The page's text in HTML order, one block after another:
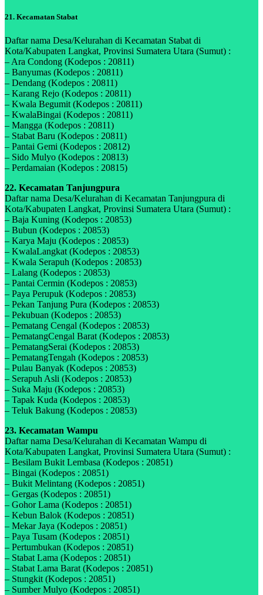
21. Kecamatan Stabat
Daftar nama Desa/Kelurahan di Kecamatan Stabat di
Kota/Kabupaten Langkat, Provinsi Sumatera Utara (Sumut) :
– Ara Condong (Kodepos : 20811)
– Banyumas (Kodepos : 20811)
– Dendang (Kodepos : 20811)
– Karang Rejo (Kodepos : 20811)
– Kwala Begumit (Kodepos : 20811)
– KwalaBingai (Kodepos : 20811)
– Mangga (Kodepos : 20811)
– Stabat Baru (Kodepos : 20811)
– Pantai Gemi (Kodepos : 20812)
– Sido Mulyo (Kodepos : 20813)
– Perdamaian (Kodepos : 20815)
22. Kecamatan Tanjungpura
Daftar nama Desa/Kelurahan di Kecamatan Tanjungpura di
Kota/Kabupaten Langkat, Provinsi Sumatera Utara (Sumut) :
– Baja Kuning (Kodepos : 20853)
– Bubun (Kodepos : 20853)
– Karya Maju (Kodepos : 20853)
– KwalaLangkat (Kodepos : 20853)
– Kwala Serapuh (Kodepos : 20853)
– Lalang (Kodepos : 20853)
– Pantai Cermin (Kodepos : 20853)
– Paya Perupuk (Kodepos : 20853)
– Pekan Tanjung Pura (Kodepos : 20853)
– Pekubuan (Kodepos : 20853)
– Pematang Cengal (Kodepos : 20853)
– PematangCengal Barat (Kodepos : 20853)
– PematangSerai (Kodepos : 20853)
– PematangTengah (Kodepos : 20853)
– Pulau Banyak (Kodepos : 20853)
– Serapuh Asli (Kodepos : 20853)
– Suka Maju (Kodepos : 20853)
– Tapak Kuda (Kodepos : 20853)
– Teluk Bakung (Kodepos : 20853)
23. Kecamatan Wampu
Daftar nama Desa/Kelurahan di Kecamatan Wampu di
Kota/Kabupaten Langkat, Provinsi Sumatera Utara (Sumut) :
– Besilam Bukit Lembasa (Kodepos : 20851)
– Bingai (Kodepos : 20851)
– Bukit Melintang (Kodepos : 20851)
– Gergas (Kodepos : 20851)
– Gohor Lama (Kodepos : 20851)
– Kebun Balok (Kodepos : 20851)
– Mekar Jaya (Kodepos : 20851)
– Paya Tusam (Kodepos : 20851)
– Pertumbukan (Kodepos : 20851)
– Stabat Lama (Kodepos : 20851)
– Stabat Lama Barat (Kodepos : 20851)
– Stungkit (Kodepos : 20851)
– Sumber Mulyo (Kodepos : 20851)